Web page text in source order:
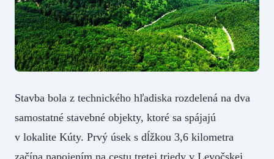
Stavba bola z technického hľadiska rozdelená na dva
samostatné stavebné objekty, ktoré sa spájajú
v lokalite Kúty. Prvý úsek s dĺžkou 3,6 kilometra